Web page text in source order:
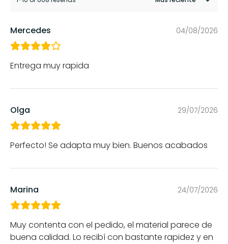
Mercedes 04/08/2026
Entrega muy rapida
Olga 29/07/2026
Perfecto! Se adapta muy bien. Buenos acabados
Marina 24/07/2026
Muy contenta con el pedido, el material parece de
buena calidad. Lo recibí con bastante rapidez y en